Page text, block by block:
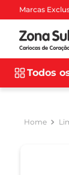
Marcas
Todos